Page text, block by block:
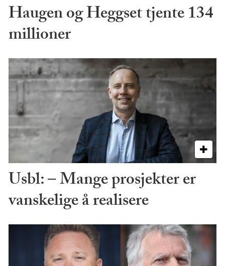
Haugen og Heggset tjente 134
millioner
Usbl: – Mange prosjekter er
vanskelige å realisere